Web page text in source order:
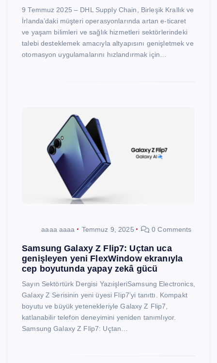
9 Temmuz 2025 – DHL Supply Chain, Birleşik Krallık ve
İrlanda’daki müşteri operasyonlarında artan e-ticaret
ve yaşam bilimleri ve sağlık hizmetleri sektörlerindeki
talebi desteklemek amacıyla altyapısını genişletmek ve
otomasyon uygulamalarını hızlandırmak için…
aaaa aaaa Temmuz 9, 2025 0 Comments
Samsung Galaxy Z Flip7: Uçtan uca
genişleyen yeni FlexWindow ekranıyla
cep boyutunda yapay zekâ gücü
Sayın Sektörtürk Dergisi YazıişleriSamsung Electronics,
Galaxy Z Serisinin yeni üyesi Flip7’yi tanıttı. Kompakt
boyutu ve büyük yetenekleriyle Galaxy Z Flip7,
katlanabilir telefon deneyimini yeniden tanımlıyor.
Samsung Galaxy Z Flip7: Uçtan…